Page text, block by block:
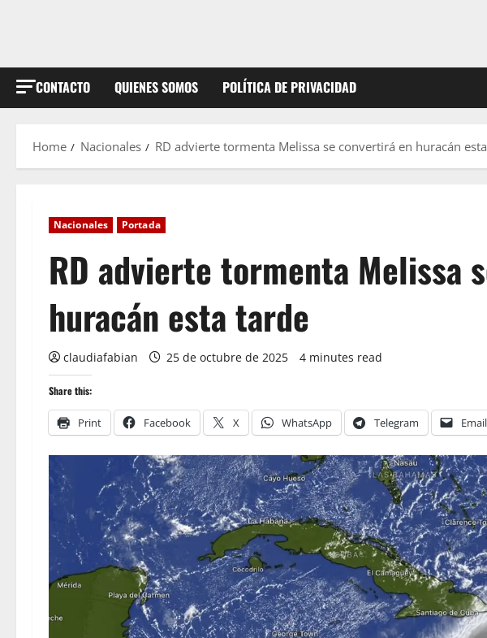
CONTACTO QUIENES SOMOS POLÍTICA DE PRIVACIDAD
Home Nacionales RD advierte tormenta Melissa se convertirá en huracán
Nacionales Portada
RD advierte tormenta Melissa
huracán esta tarde
claudiafabian 25 de octubre de 2025 4 minutes read
Share this:
Print Facebook X WhatsApp Telegram Email